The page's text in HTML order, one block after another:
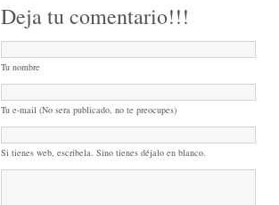
Deja tu comentario!!!
Tu nombre
Tu e-mail (No sera publicado, no te preocupes)
Si tienes web, escribela. Sino tienes déjalo en blanco.